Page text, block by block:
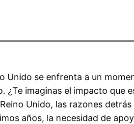
Unido se enfrenta a un
¿Te imaginas el impacto
Unido, las razones
años, la necesidad de